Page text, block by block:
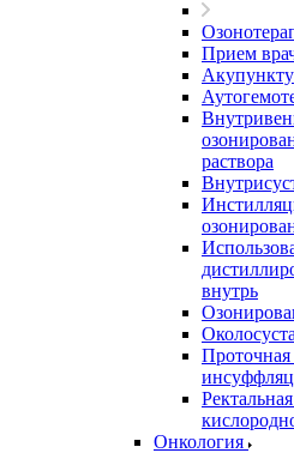
Прием
раствора
внутрь
Онкология